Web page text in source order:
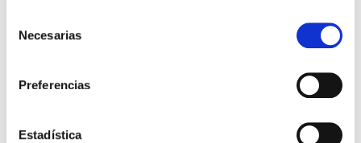
Necesarias
Preferencias
Estadística